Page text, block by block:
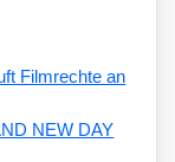
Filmrechte an
NEW DAY